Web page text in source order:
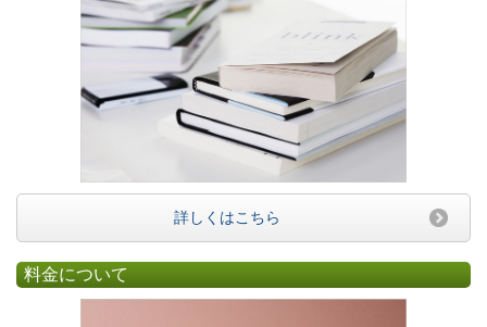
詳しくはこちら
料金について